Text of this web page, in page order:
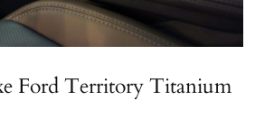
Ford Territory Titanium